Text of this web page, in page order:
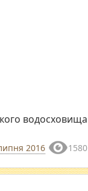
водосховища
2016 1580